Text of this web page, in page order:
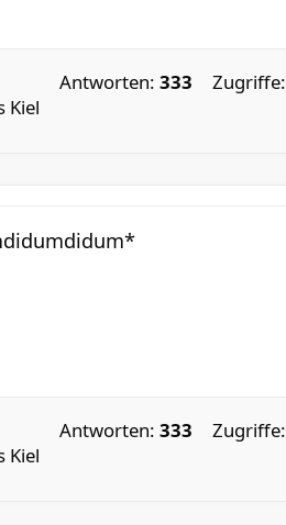
Kiel
Antworten: 333 Zugriffe:
Kiel
Antworten: 333 Zugriffe: